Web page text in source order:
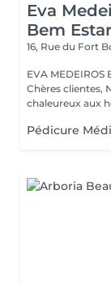
Eva
Bem Estar
16, Rue du Fort
EVA
Chères clientes,
chaleureux aux
Pédicure